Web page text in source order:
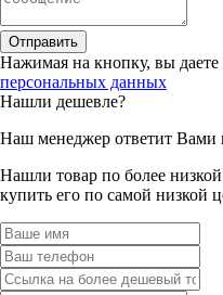
Отправить
Нажимая на кнопку, вы даете
персональных данных
Нашли дешевле?
Наш менеджер ответит Вами
Нашли товар по более
купить его по самой низкой